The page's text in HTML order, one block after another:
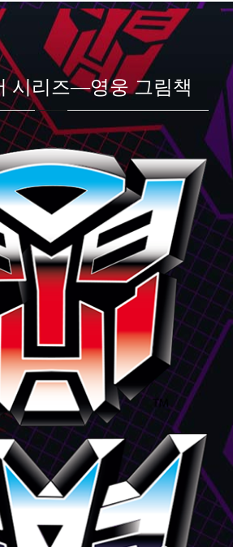
시리즈—영웅 그림책